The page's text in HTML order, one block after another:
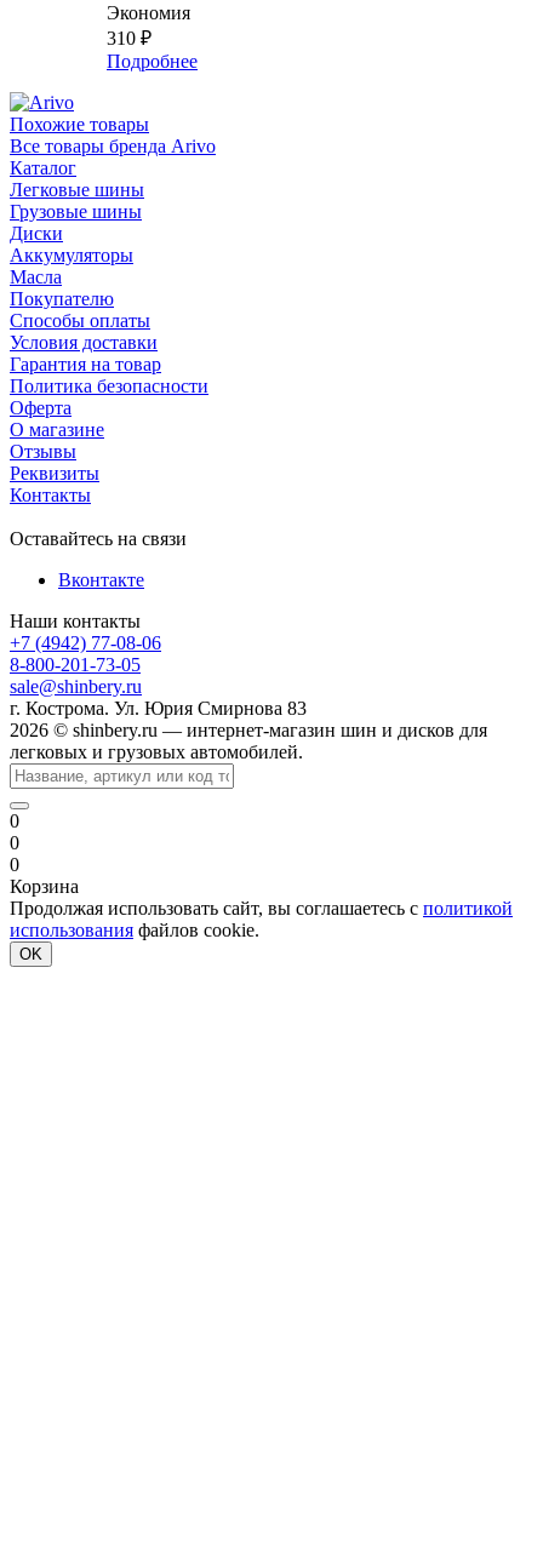
Экономия
310 ₽
Подробнее
Похожие товары
Все товары бренда Arivo
Каталог
Легковые шины
Грузовые шины
Диски
Аккумуляторы
Масла
Покупателю
Способы оплаты
Условия доставки
Гарантия на товар
Политика безопасности
Оферта
О магазине
Отзывы
Реквизиты
Контакты
Оставайтесь на связи
Вконтакте
Наши контакты
+7 (4942) 77-08-06
8-800-201-73-05
sale@shinbery.ru
г. Кострома. Ул. Юрия Смирнова 83
2026 © shinbery.ru — интернет-магазин шин и дисков для
легковых и грузовых автомобилей.
0
0
0
Корзина
Продолжая использовать сайт, вы соглашаетесь с политикой
использования файлов cookie.
OK